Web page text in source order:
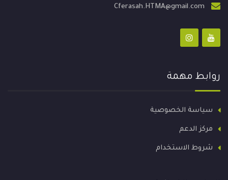
Cferasah.HTMA@gmail.com
روابط مهمة
سياسة الخصوصية
مركز الدعم
شروط الاستخدام